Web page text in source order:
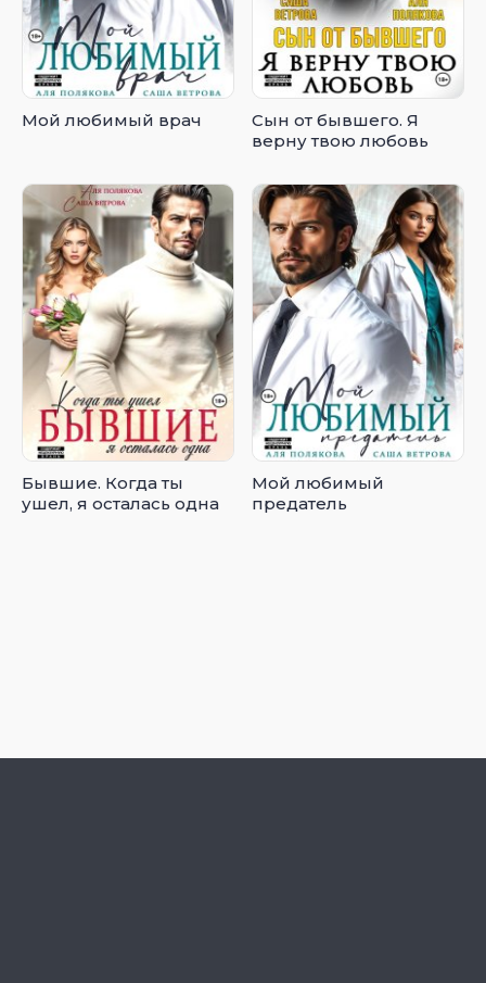
Мой любимый врач
Сын от бывшего. Я
верну твою любовь
Бывшие. Когда ты
ушел, я осталась одна
Мой любимый
предатель